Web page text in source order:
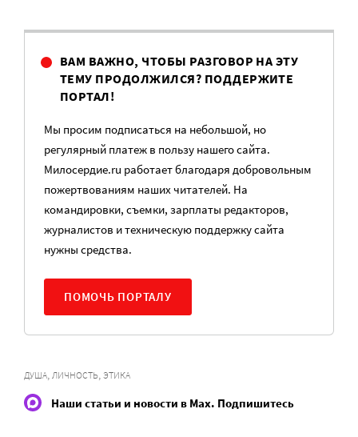
ВАМ ВАЖНО, ЧТОБЫ РАЗГОВОР НА ЭТУ
ТЕМУ ПРОДОЛЖИЛСЯ? ПОДДЕРЖИТЕ
ПОРТАЛ!
Мы просим подписаться на небольшой, но
регулярный платеж в пользу нашего сайта.
Милосердие.ru работает благодаря добровольным
пожертвованиям наших читателей. На
командировки, съемки, зарплаты редакторов,
журналистов и техническую поддержку сайта
нужны средства.
ПОМОЧЬ ПОРТАЛУ
ДУША, ЛИЧНОСТЬ, ЭТИКА
Наши статьи и новости в Max. Подпишитесь